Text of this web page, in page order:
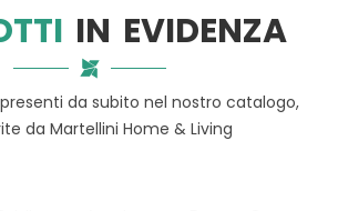
IN EVIDENZA
da subito nel nostro catalogo,
da Martellini Home & Living